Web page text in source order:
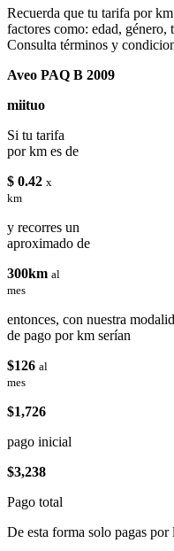
Recuerda que tu tarifa por
factores como: edad,
Consulta términos y
Aveo PAQ B 2009
miituo
Si tu tarifa
por km es de
$ 0.42 x
km
y recorres un
aproximado de
300km al
mes
entonces, con nuestra
de pago por km serían
$126 al
mes
$1,726
pago inicial
$3,238
Pago total
De esta forma solo pagas por